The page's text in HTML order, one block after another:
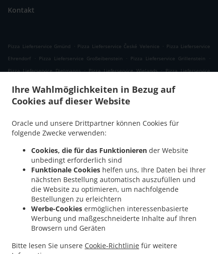
Ihre Wahlmöglichkeiten in Bezug auf
Cookies auf dieser Website
Oracle und unsere Drittpartner können Cookies für
folgende Zwecke verwenden:
Cookies, die für das Funktionieren der Website
unbedingt erforderlich sind
Funktionale Cookies helfen uns, Ihre Daten bei Ihrer
nächsten Bestellung automatisch auszufüllen und
die Website zu optimieren, um nachfolgende
Bestellungen zu erleichtern
Werbe-Cookies ermöglichen interessenbasierte
Werbung und maßgeschneiderte Inhalte auf Ihren
Browsern und Geräten
Bitte lesen Sie unsere Cookie-Richtlinie für weitere
Kontakt
Pizza Lieferservice Gmünd . Pizza Lieferservice České Velenice . Pizza Lieferservice
Ehrendorf
. Pizza Lieferservice Großeibenstein . Pizza Lieferservice Grillenstein
.
Pizza Lieferservice Dietmanns
. Pizza Lieferservice Wielands . Pizza Lieferservice
Pizza Lieferservice Waldenstein . Pizza Lieferservice Albrechts . Pizza Lieferservice
.
Niederschrems
Pizza Lieferservice Schrems Pizza Lieferservice Nondorf
Lieferservice Groß-Höbarten
Pizza Lieferservice Hörmanns bei Weitra
. Pizza Lieferservice Grünbach .
Pizza Lieferservice Ulrichs
Pizza Lieferservice Brand-Nagelberg
Pizza Lieferservice
. Pizza Lieferservice Altweitra . Pizza Lieferservice Waldhäuseln .
Lieferservice Zehenthöf . Pizza Lieferservice Lekeberg . Pizza Lieferservice Ullrichs
Pizza Lieferservice Nová Ves nad Lužnicí
.
Lieferservice Kleedorf
Pizza Lieferservice Schweiggers .
Pizza Lieferservice
Großreichenbach . Pizza Lieferservice Niederschrems
.